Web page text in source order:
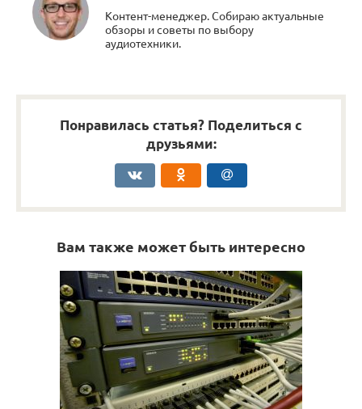
Контент-менеджер. Собираю актуальные
обзоры и советы по выбору
аудиотехники.
Понравилась статья? Поделиться с
друзьями:
Вам также может быть интересно